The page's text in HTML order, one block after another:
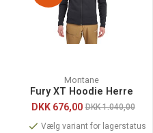
Montane
Fury XT Hoodie Herre
DKK676,00 DKK 1.040,00
Vælg variant for lagerstatus